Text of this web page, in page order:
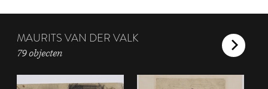
MAURITS VAN DER VALK
79 objecten